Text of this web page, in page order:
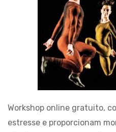
Workshop online gratuito,
estresse e proporcionam